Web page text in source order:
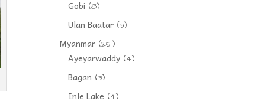
Gobi (8)
Ulan Baatar (3)
Myanmar (25)
Ayeyarwaddy (4)
Bagan (3)
Inle Lake (4)